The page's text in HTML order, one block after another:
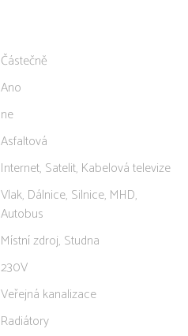
Částečně
Ano
ne
Asfaltová
Internet, Satelit, Kabelová televize
Vlak, Dálnice, Silnice, MHD,
Autobus
Místní zdroj, Studna
230V
Veřejná kanalizace
Radiátory